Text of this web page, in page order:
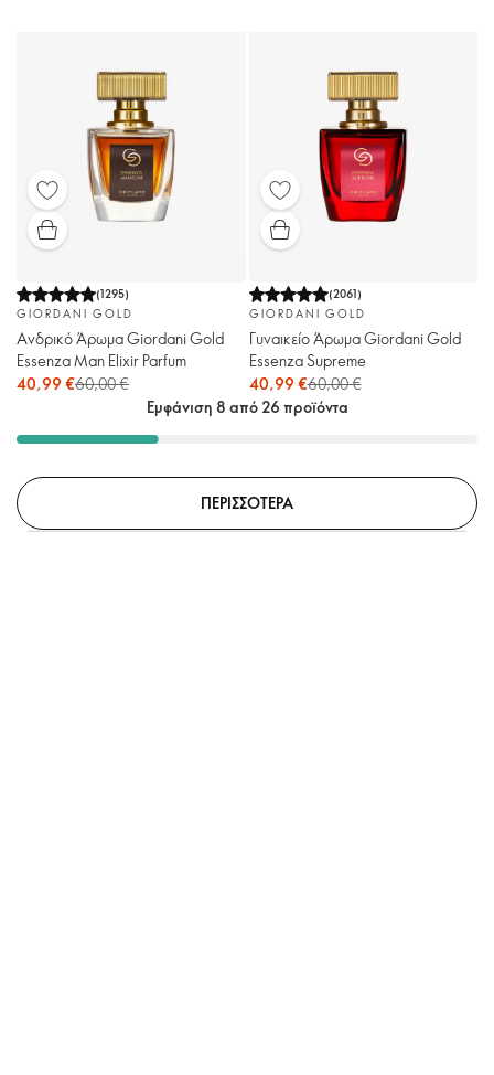
(1295)
GIORDANI GOLD
Ανδρικό Άρωμα Giordani Gold
Essenza Man Elixir Parfum
40,99 €60,00 €
(2061)
GIORDANI GOLD
Γυναικείο Άρωμα Giordani Gold
Essenza Supreme
40,99 €60,00 €
Εμφάνιση 8 από 26 προϊόντα
ΠΕΡΙΣΣΟΤΕΡΑ